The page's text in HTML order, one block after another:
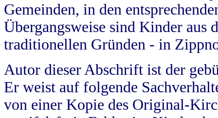
Gemeinden, in den
Übergangsweise sind Kinder aus
traditionellen Gründen - in
Autor dieser Abschrift ist der
Er weist auf folgende
von einer Kopie des Original-